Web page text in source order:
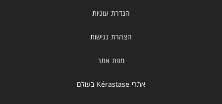
הגדרת עוגיות
הצהרת נגישות
מפת אתר
אתרי Kérastase בעולם